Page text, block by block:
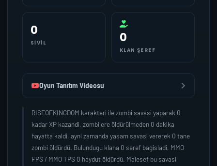
0
SIVIL 0
KLAN ŞEREF
Oyun Tanıtım Videosu
RISEOFKINGDOM karakteri ile zombi savasi yaparak 0
kadar XP kazandi, zombilere öldürülmeden 0 dakika
hayatta kaldi, ayni zamanda yasam savasi vererek 0 tane
zombi öldürdü. Bulundugu klana 0 seref bagisladi, MMO
FPS / MMO TPS 0 haydut öldürdü. Malesef bu savasi